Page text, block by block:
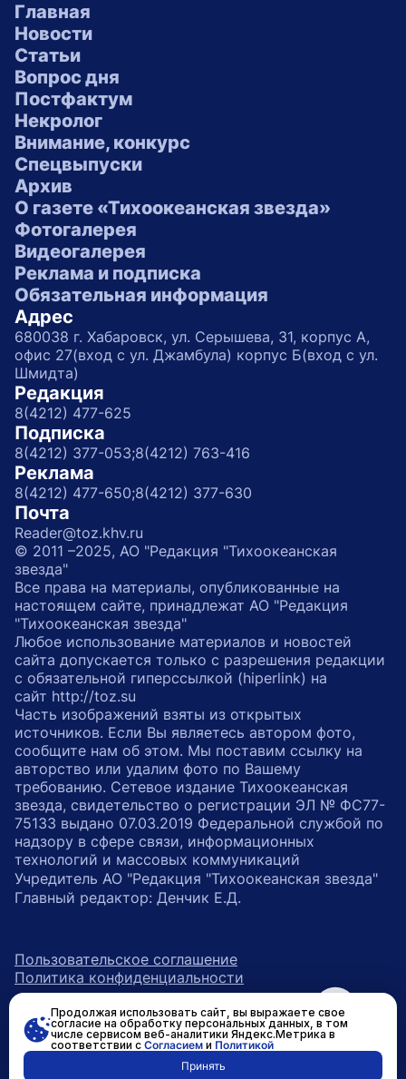
Главная
Новости
Статьи
Вопрос дня
Постфактум
Некролог
Внимание, конкурс
Спецвыпуски
Архив
О газете «Тихоокеанская звезда»
Фотогалерея
Видеогалерея
Реклама и подписка
Обязательная информация
Адрес
680038 г. Хабаровск, ул. Серышева, 31, корпус А,
офис 27(вход с ул. Джамбула) корпус Б(вход с ул.
Шмидта)
Редакция
8(4212) 477-625
Подписка
8(4212) 377-053;8(4212) 763-416
Реклама
8(4212) 477-650;8(4212) 377-630
Почта
Reader@toz.khv.ru
© 2011 –2025, АО "Редакция "Тихоокеанская
звезда"
Все права на материалы, опубликованные на
настоящем сайте, принадлежат АО "Редакция
"Тихоокеанская звезда"
Любое использование материалов и новостей
сайта допускается только с разрешения редакции
с обязательной гиперссылкой (hiperlink) на
сайт http://toz.su
Часть изображений взяты из открытых
источников. Если Вы являетесь автором фото,
сообщите нам об этом. Мы поставим ссылку на
авторство или удалим фото по Вашему
требованию. Сетевое издание Тихоокеанская
звезда, свидетельство о регистрации ЭЛ № ФС77-
75133 выдано 07.03.2019 Федеральной службой по
надзору в сфере связи, информационных
технологий и массовых коммуникаций
Учредитель АО "Редакция "Тихоокеанская звезда"
Главный редактор: Денчик Е.Д.
Пользовательское соглашение
Политика конфиденциальности
ссылка на главную
возрастное ограничение 16+
ссылка на страницу в Вконтакте
ссылка на страницу в
ссылка на канал в
Разработано в
Продолжая использовать сайт, вы выражаете свое
согласие на обработку персональных данных, в том
числе сервисом веб-аналитики Яндекс.Метрика в
соответствии с Согласиеми Политикой
Принять